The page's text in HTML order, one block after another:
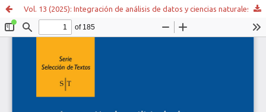
Vol. 13 (2025): Integración de análisis de datos y ciencias naturales. Propuestas en el área de salud, alimentos y medio ambiente